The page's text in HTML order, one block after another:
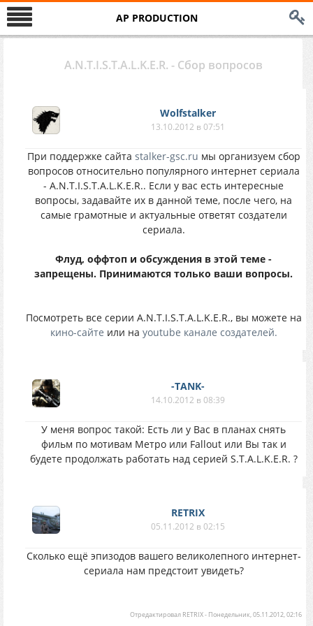
AP PRODUCTION
A.N.T.I.S.T.A.L.K.E.R. - Сбор вопросов
Wolfstalker
13.10.2012 в 07:51
При поддержке сайта stalker-gsc.ru мы организуем сбор
вопросов относительно популярного интернет сериала
- A.N.T.I.S.T.A.L.K.E.R.. Если у вас есть интересные
вопросы, задавайте их в данной теме, после чего, на
самые грамотные и актуальные ответят создатели
сериала.
Флуд, оффтоп и обсуждения в этой теме -
запрещены. Принимаются только ваши вопросы.
Посмотреть все серии A.N.T.I.S.T.A.L.K.E.R., вы можете на
кино-сайте или на youtube канале создателей.
-TANK-
14.10.2012 в 08:39
У меня вопрос такой: Есть ли у Вас в планах снять
фильм по мотивам Метро или Fallout или Вы так и
будете продолжать работать над серией S.T.A.L.K.E.R. ?
RETRIX
05.11.2012 в 02:15
Сколько ещё эпизодов вашего великолепного интернет-
сериала нам предстоит увидеть?
Отредактировал RETRIX- Понедельник, 05.11.2012, 02:16